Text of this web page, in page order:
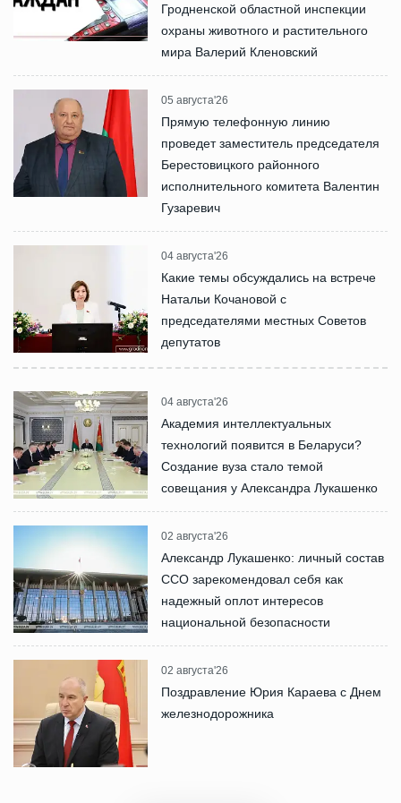
Гродненской областной инспекции
охраны животного и растительного
мира Валерий Кленовский
05 августа'26
Прямую телефонную линию
проведет заместитель председателя
Берестовицкого районного
исполнительного комитета Валентин
Гузаревич
04 августа'26
Какие темы обсуждались на встрече
Натальи Кочановой с
председателями местных Советов
депутатов
04 августа'26
Академия интеллектуальных
технологий появится в Беларуси?
Создание вуза стало темой
совещания у Александра Лукашенко
02 августа'26
Александр Лукашенко: личный состав
ССО зарекомендовал себя как
надежный оплот интересов
национальной безопасности
02 августа'26
Поздравление Юрия Караева с Днем
железнодорожника